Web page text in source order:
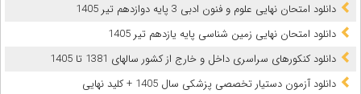
دانلود امتحان نهایی علوم و فنون ادبی 3 پایه دوازدهم تیر 1405
دانلود امتحان نهایی زمین شناسی پایه یازدهم تیر 1405
دانلود کنکورهای سراسری داخل و خارج از کشور سالهای 1381 تا 1405
دانلود آزمون دستیار تخصصی پزشکی سال 1405 + کلید نهایی